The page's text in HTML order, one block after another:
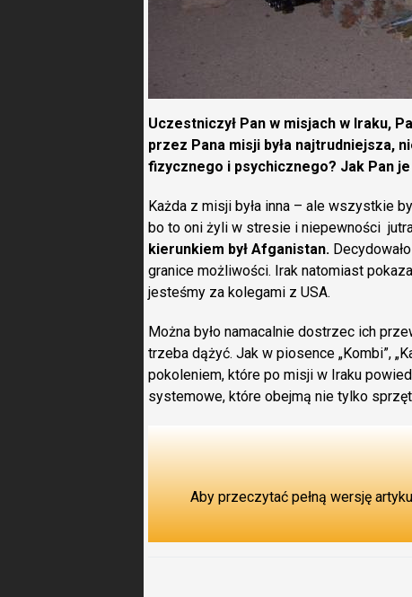
Uczestniczył Pan w misjach w Iraku,
przez Pana misji była najtrudniejsza,
fizycznego i psychicznego? Jak Pan
Każda z misji była inna – ale wszystkie
bo to oni żyli w stresie i niepewności
kierunkiem był Afganistan.
granice możliwości. Irak natomiast
jesteśmy za kolegami z USA.
Można było namacalnie dostrzec ich
trzeba dążyć. Jak w piosence „Kombi”,
pokoleniem, które po misji w Iraku
systemowe, które obejmą nie tylko
Aby przeczytać pełną wersję